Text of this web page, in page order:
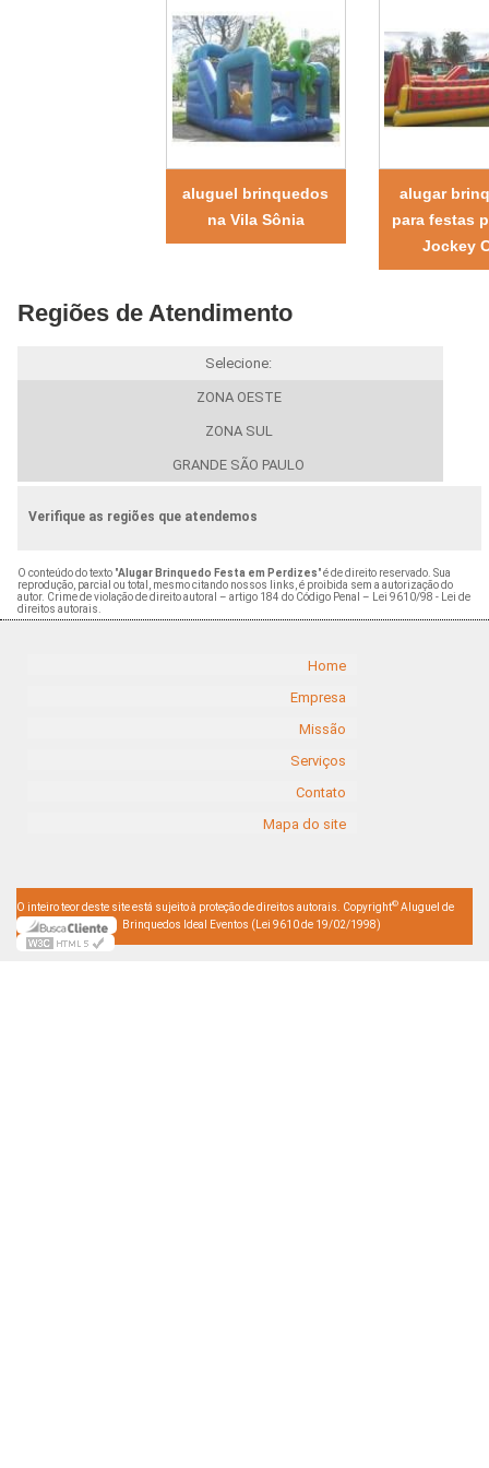
aluguel brinquedos
na Vila Sônia
alugar
para festas
Jockey
Regiões de Atendimento
Selecione:
ZONA OESTE
ZONA SUL
GRANDE SÃO PAULO
Verifique as regiões que atendemos
O conteúdo do texto "Alugar Brinquedo Festa em Perdizes" é de direito reservado. Sua
reprodução, parcial ou total, mesmo citando nossos links, é proibida sem a autorização do
autor. Crime de violação de direito autoral – artigo 184 do Código Penal –
Lei 9610/98 - Lei de
direitos autorais
Home
Empresa
Missão
Serviços
Contato
Mapa do site
O inteiro teor deste site está sujeito à proteção de direitos autorais. Copyright© Aluguel de
Brinquedos Ideal Eventos (Lei 9610 de 19/02/1998)